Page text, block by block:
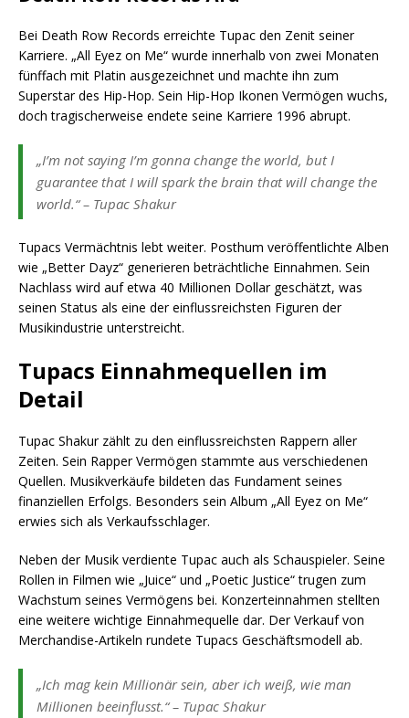
Bei Death Row Records erreichte Tupac den Zenit seiner
Karriere. „All Eyez on Me“ wurde innerhalb von zwei Monaten
fünffach mit Platin ausgezeichnet und machte ihn zum
Superstar des Hip-Hop. Sein Hip-Hop Ikonen Vermögen wuchs,
doch tragischerweise endete seine Karriere 1996 abrupt.
„I’m not saying I’m gonna change the world, but I
guarantee that I will spark the brain that will change the
world.“ – Tupac Shakur
Tupacs Vermächtnis lebt weiter. Posthum veröffentlichte Alben
wie „Better Dayz“ generieren beträchtliche Einnahmen. Sein
Nachlass wird auf etwa 40 Millionen Dollar geschätzt, was
seinen Status als eine der einflussreichsten Figuren der
Musikindustrie unterstreicht.
Tupacs Einnahmequellen im
Detail
Tupac Shakur zählt zu den einflussreichsten Rappern aller
Zeiten. Sein Rapper Vermögen stammte aus verschiedenen
Quellen. Musikverkäufe bildeten das Fundament seines
finanziellen Erfolgs. Besonders sein Album „All Eyez on Me“
erwies sich als Verkaufsschlager.
Neben der Musik verdiente Tupac auch als Schauspieler. Seine
Rollen in Filmen wie „Juice“ und „Poetic Justice“ trugen zum
Wachstum seines Vermögens bei. Konzerteinnahmen stellten
eine weitere wichtige Einnahmequelle dar. Der Verkauf von
Merchandise-Artikeln rundete Tupacs Geschäftsmodell ab.
„Ich mag kein Millionär sein, aber ich weiß, wie man
Millionen beeinflusst.“ – Tupac Shakur